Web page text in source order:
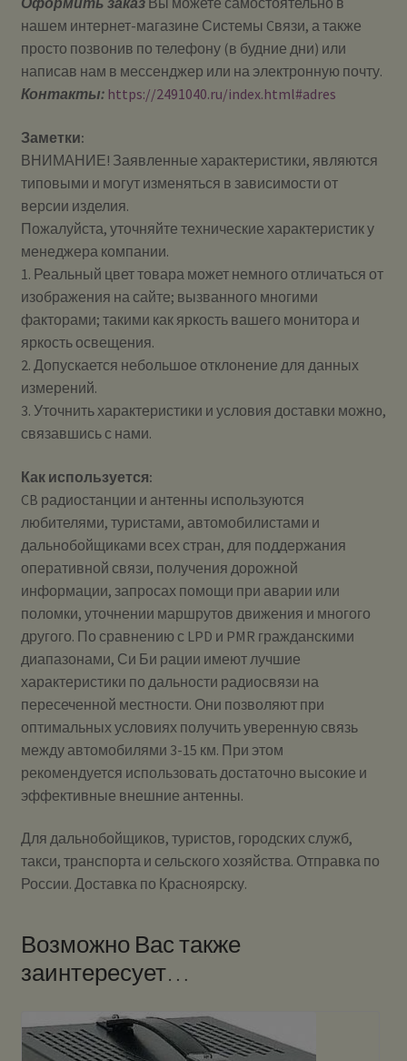
нашем интернет-магазине Системы Cвязи, а также
просто позвонив по телефону (в будние дни) или
написав нам в мессенджер или на электронную почту.
Контакты: https://2491040.ru/index.html#adres
Заметки:
ВНИМАНИЕ! Заявленные характеристики, являются
типовыми и могут изменяться в зависимости от
версии изделия.
Пожалуйста, уточняйте технические характеристик у
менеджера компании.
1. Реальный цвет товара может немного отличаться от
изображения на сайте; вызванного многими
факторами; такими как яркость вашего монитора и
яркость освещения.
2. Допускается небольшое отклонение для данных
измерений.
3. Уточнить характеристики и условия доставки можно,
связавшись с нами.
Как используется:
CB радиостанции и антенны используются
любителями, туристами, автомобилистами и
дальнобойщиками всех стран, для поддержания
оперативной связи, получения дорожной
информации, запросах помощи при аварии или
поломки, уточнении маршрутов движения и многого
другого. По сравнению с LPD и PMR гражданскими
диапазонами, Си Би рации имеют лучшие
характеристики по дальности радиосвязи на
пересеченной местности. Они позволяют при
оптимальных условиях получить уверенную связь
между автомобилями 3-15 км. При этом
рекомендуется использовать достаточно высокие и
эффективные внешние антенны.
Для дальнобойщиков, туристов, городских служб,
такси, транспорта и сельского хозяйства. Отправка по
России. Доставка по Красноярску.
Возможно Вас также
заинтересует…